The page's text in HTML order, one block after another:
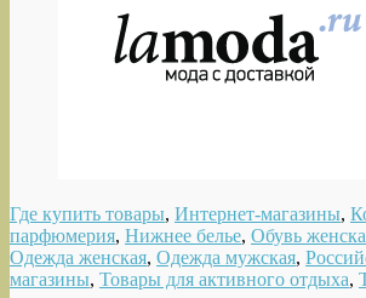
Где купить товары, Интернет-магазины,
парфюмерия, Нижнее белье, Обувь
Одежда женская, Одежда мужская,
магазины, Товары для активного отдыха,